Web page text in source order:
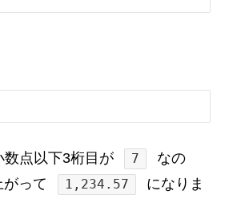
数点以下3桁目が 7
なの
って
1,234.57
になりま